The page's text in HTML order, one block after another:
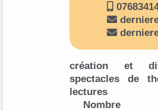
création et
spectacles de
lectures
Nombre